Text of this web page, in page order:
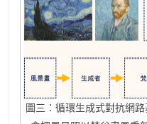
圖三：循環生成式對抗網